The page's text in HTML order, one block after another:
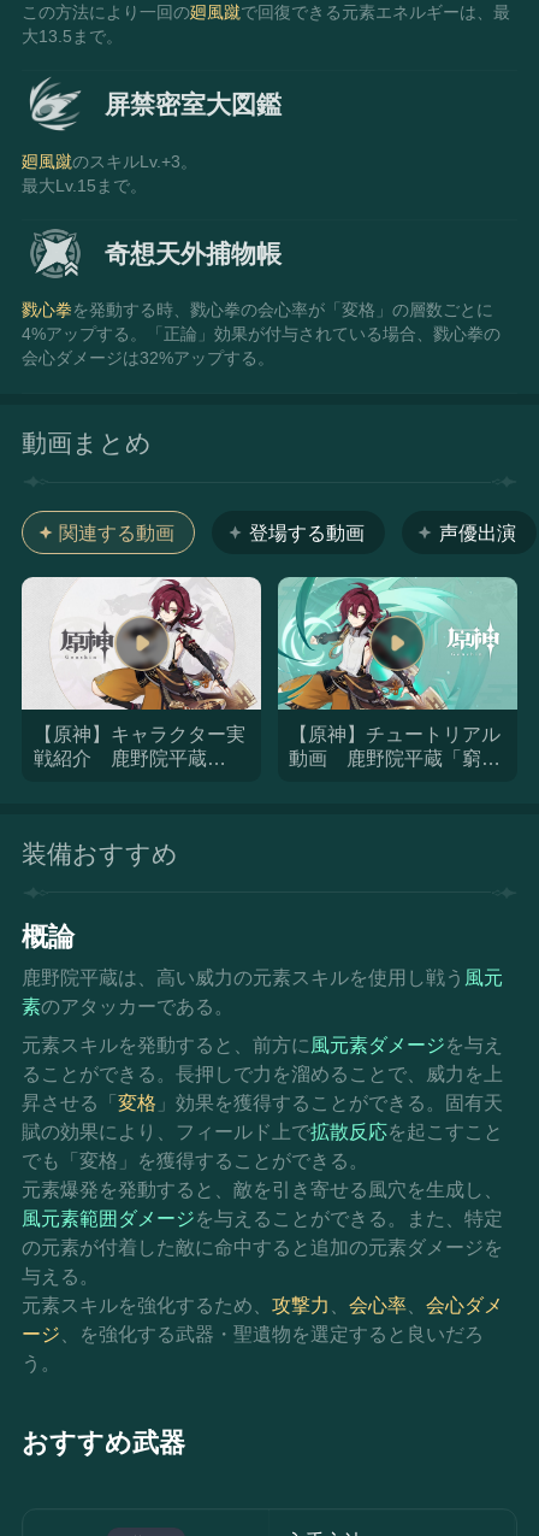
この方法により一回の廻風蹴で回復できる元素エネルギーは、最
大13.5まで。
屏禁密室大図鑑
廻風蹴のスキルLv.+3。
最大Lv.15まで。
奇想天外捕物帳
戮心拳を発動する時、戮心拳の会心率が「変格」の層数ごとに
4%アップする。「正論」効果が付与されている場合、戮心拳の
会心ダメージは32%アップする。
動画まとめ
関連する動画 登場する動画 声優出演
【原神】キャラクター実
戦紹介 鹿野院平蔵
【原神】チュートリアル
動画 鹿野院平蔵「窮状
装備おすすめ
概論
鹿野院平蔵は、高い威力の元素スキルを使用し戦う 風元
素のアタッカーである。
元素スキルを発動すると、前方に 風元素ダメージを与え
ることができる。長押しで力を溜めることで、威力を上
昇させる「変格 」効果を獲得することができる。固有天
賦の効果により、フィールド上で拡散反応を起こすこと
でも「変格」を獲得することができる。
元素爆発を発動すると、敵を引き寄せる風穴を生成し、
風元素範囲ダメージを与えることができる。また、特定
の元素が付着した敵に命中すると追加の元素ダメージを
与える。
元素スキルを強化するため、攻撃力 、会心率 、会心ダメ
ージ 、を強化する武器・聖遺物を選定すると良いだろ
う。
おすすめ武器